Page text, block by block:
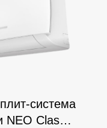
система
NEO Classic